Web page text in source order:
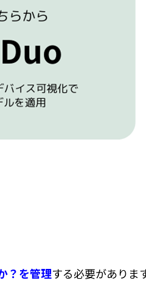
？を管理する必要がありま